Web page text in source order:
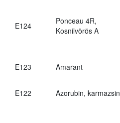
E124
Ponceau 4R,
Kosnilvörös A
E123
Amarant
E122 Azorubin, karmazsin